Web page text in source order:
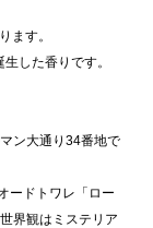
ます。
した香りです。
ン大通り34番地で
ードトワレ「ロー
界観はミステリア